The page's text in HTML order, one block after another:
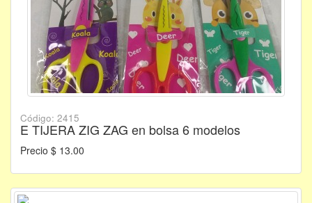
Código: 2415
E TIJERA ZIG ZAG en bolsa 6 modelos
Precio $ 13.00